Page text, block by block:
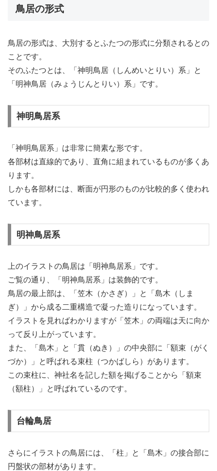
鳥居の形式
鳥居の形式は、大別するとふたつの形式に分類されるとの
ことです。
そのふたつとは、「神明鳥居（しんめいとりい）系」と
「明神鳥居（みょうじんとりい）系」です。
神明鳥居系
「神明鳥居系」は非常に簡素な形です。
各部材は直線的であり、直角に組まれているものが多くあ
ります。
しかも各部材には、断面が円形のものが比較的多く使われ
ています。
明神鳥居系
上のイラストの鳥居は「明神鳥居系」です。
ご覧の通り、「明神鳥居系」は装飾的です。
鳥居の最上部は、「笠木（かさぎ）」と「島木（しま
ぎ）」から成る二重構造で凝った造りになっています。
イラストを見ればわかりますが「笠木」の両端は天に向か
って反り上がっています。
また、「島木」と「貫（ぬき）」の中央部に「額束（がく
づか）」と呼ばれる束柱（つかばしら）があります。
この束柱に、神社名を記した額を掲げることから「額束
（額柱）」と呼ばれているのです。
台輪鳥居
さらにイラストの鳥居には、「柱」と「島木」の接合部に
円盤状の部材があります。